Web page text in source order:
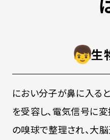
生
におい分子が鼻に入る
を受容し、電気信号に
の嗅球で整理され、大